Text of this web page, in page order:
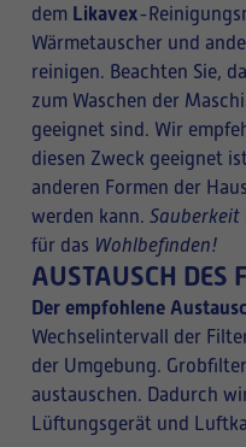
dem Likavex-
Wärmetauscher und
reinigen. Beachten Sie,
zum Waschen der
geeignet sind. Wir
diesen Zweck geeignet
anderen Formen der
werden kann. Sauberkeit
für das Wohlbefinden!
AUSTAUSCH DES
Der empfohlene
Wechselintervall der
der Umgebung.
austauschen. Dadurch
Lüftungsgerät und